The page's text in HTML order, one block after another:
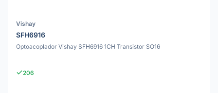
Vishay
SFH6916
Optoacoplador Vishay SFH6916 1CH Transistor SO16
206